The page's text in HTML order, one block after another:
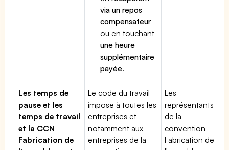
via un repos
compensateur
ou en touchant
une heure
supplémentaire
payée.
Les temps de
pause et les
temps de travail
et la CCN
Fabrication de
Le code du travail
impose à toutes les
entreprises et
notamment aux
entreprises de la
Les
représentants
de la
convention
Fabrication de